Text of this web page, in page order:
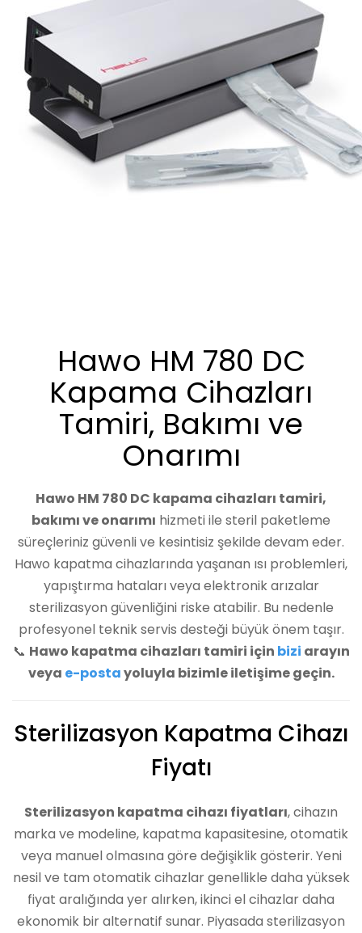
Hawo HM 780 DC
Kapama Cihazları
Tamiri, Bakımı ve
Onarımı
Hawo HM 780 DC kapama cihazları tamiri,
bakımı ve onarımı hizmeti ile steril paketleme
süreçleriniz güvenli ve kesintisiz şekilde devam eder.
Hawo kapatma cihazlarında yaşanan ısı problemleri,
yapıştırma hataları veya elektronik arızalar
sterilizasyon güvenliğini riske atabilir. Bu nedenle
profesyonel teknik servis desteği büyük önem taşır.
📞 Hawo kapatma cihazları tamiri için bizi arayın
veya e-postayoluyla bizimle iletişime geçin.
Sterilizasyon Kapatma Cihazı
Fiyatı
Sterilizasyon kapatma cihazı fiyatları, cihazın
marka ve modeline, kapatma kapasitesine, otomatik
veya manuel olmasına göre değişiklik gösterir. Yeni
nesil ve tam otomatik cihazlar genellikle daha yüksek
fiyat aralığında yer alırken, ikinci el cihazlar daha
ekonomik bir alternatif sunar. Piyasada sterilizasyon